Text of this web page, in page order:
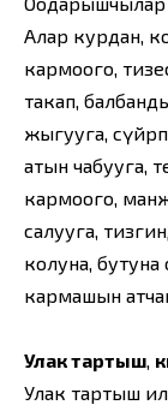
Алар курдан,
кармоого,
такап,
жыгууга,
атын чабууга,
кармоого,
салууга,
колуна,
кармашын
Улак тартыш,
Улак тартыш